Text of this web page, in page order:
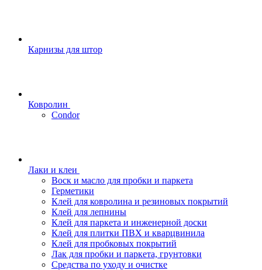
Карнизы для штор
Ковролин
Condor
Лаки и клеи
Воск и масло для пробки и паркета
Герметики
Клей для ковролина и резиновых покрытий
Клей для лепнины
Клей для паркета и инженерной доски
Клей для плитки ПВХ и кварцвинила
Клей для пробковых покрытий
Лак для пробки и паркета, грунтовки
Средства по уходу и очистке